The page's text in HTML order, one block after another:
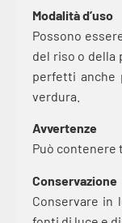
Modalità d’uso
Possono
del riso o della
perfetti anche
verdura.
Avvertenze
Può contenere
Conservazione
Conservare in